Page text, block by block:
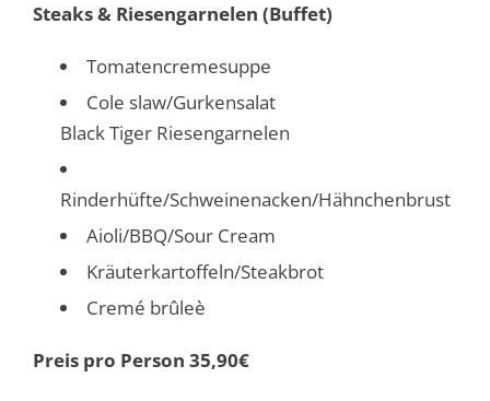
Steaks & Riesengarnelen (Buffet)
Tomatencremesuppe
Cole slaw/Gurkensalat
Black Tiger Riesengarnelen
Rinderhüfte/Schweinenacken/Hähnchenbrust
Aioli/BBQ/Sour Cream
Kräuterkartoffeln/Steakbrot
Cremé brûleè
Preis pro Person 35,90€